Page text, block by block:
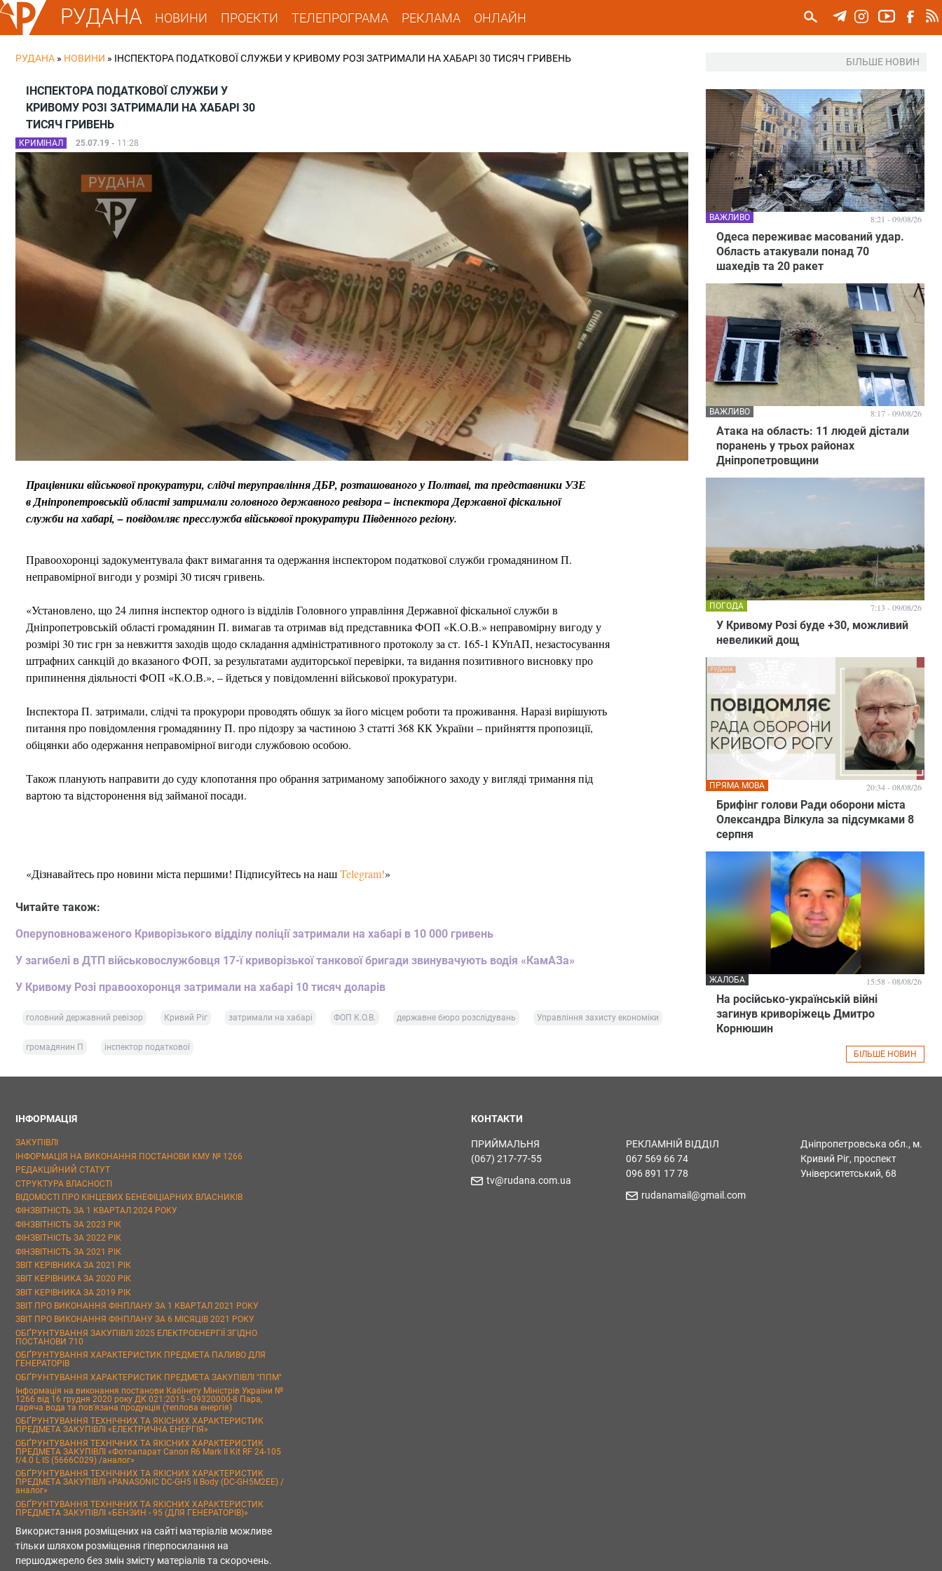
РУДАНА НОВИНИ ПРОЕКТИ ТЕЛЕПРОГРАМА РЕКЛАМА ОНЛАЙН
РУДАНА » НОВИНИ » ІНСПЕКТОРА ПОДАТКОВОЇ СЛУЖБИ У КРИВОМУ РОЗІ ЗАТРИМАЛИ НА ХАБАРІ 30 ТИСЯЧ ГРИВЕНЬ
ІНСПЕКТОРА ПОДАТКОВОЇ СЛУЖБИ У
КРИВОМУ РОЗІ ЗАТРИМАЛИ НА ХАБАРІ 30
ТИСЯЧ ГРИВЕНЬ
КРИМІНАЛ 25.07.19 - 11:28
Працівники військової прокуратури, слідчі теруправління ДБР, розташованого у Полтаві, та представники УЗЕ
в Дніпропетровській області затримали головного державного ревізора – інспектора Державної фіскальної
служби на хабарі, – повідомляє пресслужба військової прокуратури Південного регіону.
Правоохоронці задокументувала факт вимагання та одержання інспектором податкової служби громадянином П.
неправомірної вигоди у розмірі 30 тисяч гривень.
«Установлено, що 24 липня інспектор одного із відділів Головного управління Державної фіскальної служби в
Дніпропетровській області громадянин П. вимагав та отримав від представника ФОП «К.О.В.» неправомірну вигоду у
розмірі 30 тис грн за невжиття заходів щодо складання адміністративного протоколу за ст. 165-1 КУпАП, незастосування
штрафних санкцій до вказаного ФОП, за результатами аудиторської перевірки, та видання позитивного висновку про
припинення діяльності ФОП «К.О.В.», – йдеться у повідомленні військової прокуратури.
Інспектора П. затримали, слідчі та прокурори проводять обшук за його місцем роботи та проживання. Наразі вирішують
питання про повідомлення громадянину П. про підозру за частиною 3 статті 368 КК України – прийняття пропозиції,
обіцянки або одержання неправомірної вигоди службовою особою.
Також планують направити до суду клопотання про обрання затриманому запобіжного заходу у вигляді тримання під
вартою та відсторонення від займаної посади.
«Дізнавайтесь про новини міста першими! Підписуйтесь на нашTelegram!»
Читайте також:
Оперуповноваженого Криворізького відділу поліції затримали на хабарі в 10 000 гривень
У загибелі в ДТП військовослужбовця 17-ї криворізької танкової бригади звинувачують водія «КамАЗа»
У Кривому Розі правоохоронця затримали на хабарі 10 тисяч доларів
головний державний ревізор Кривий Ріг затримали на хабарі ФОП К.О.В. державне бюро розслідувань Управління захисту економіки
громадянин П інспектор податкової
БІЛЬШЕ НОВИН
Одеса переживає масований удар.
Область атакували понад 70
шахедів та 20 ракет
ВАЖЛИВО 8:21 - 09/08/26
Атака на область: 11 людей дістали
поранень у трьох районах
Дніпропетровщини
ВАЖЛИВО 8:17 - 09/08/26
У Кривому Розі буде +30, можливий
невеликий дощ
ПОГОДА 7:13 - 09/08/26
Брифінг голови Ради оборони міста
Олександра Вілкула за підсумками 8
серпня
ПРЯМА МОВА 20:34 - 08/08/26
На російсько-українській війні
загинув криворіжець Дмитро
Корнюшин
ЖАЛОБА 15:58 - 08/08/26
БІЛЬШЕ НОВИН
ІНФОРМАЦІЯ
ЗАКУПІВЛІ
ІНФОРМАЦІЯ НА ВИКОНАННЯ ПОСТАНОВИ КМУ № 1266
РЕДАКЦІЙНИЙ СТАТУТ
СТРУКТУРА ВЛАСНОСТІ
ВІДОМОСТІ ПРО КІНЦЕВИХ БЕНЕФІЦІАРНИХ ВЛАСНИКІВ
ФІНЗВІТНІСТЬ ЗА 1 КВАРТАЛ 2024 РОКУ
ФІНЗВІТНІСТЬ ЗА 2023 РІК
ФІНЗВІТНІСТЬ ЗА 2022 РІК
ФІНЗВІТНІСТЬ ЗА 2021 РІК
ЗВІТ КЕРІВНИКА ЗА 2021 РІК
ЗВІТ КЕРІВНИКА ЗА 2020 РІК
ЗВІТ КЕРІВНИКА ЗА 2019 РІК
ЗВІТ ПРО ВИКОНАННЯ ФІНПЛАНУ ЗА 1 КВАРТАЛ 2021 РОКУ
ЗВІТ ПРО ВИКОНАННЯ ФІНПЛАНУ ЗА 6 МІСЯЦІВ 2021 РОКУ
ОБҐРУНТУВАННЯ ЗАКУПІВЛІ 2025 ЕЛЕКТРОЕНЕРГІЇ ЗГІДНО
ПОСТАНОВИ 710
ОБҐРУНТУВАННЯ ХАРАКТЕРИСТИК ПРЕДМЕТА ПАЛИВО ДЛЯ
ГЕНЕРАТОРІВ
ОБҐРУНТУВАННЯ ХАРАКТЕРИСТИК ПРЕДМЕТА ЗАКУПІВЛІ "ППМ"
Інформація на виконання постанови Кабінету Міністрів України №
1266 від 16 грудня 2020 року ДК 021:2015 - 09320000-8 Пара,
гаряча вода та пов’язана продукція (теплова енергія)
ОБҐРУНТУВАННЯ ТЕХНІЧНИХ ТА ЯКІСНИХ ХАРАКТЕРИСТИК
ПРЕДМЕТА ЗАКУПІВЛІ «ЕЛЕКТРИЧНА ЕНЕРГІЯ»
ОБҐРУНТУВАННЯ ТЕХНІЧНИХ ТА ЯКІСНИХ ХАРАКТЕРИСТИК
ПРЕДМЕТА ЗАКУПІВЛІ «Фотоапарат Canon R6 Mark II Kit RF 24-105
f/4.0 L IS (5666C029) /аналог»
ОБҐРУНТУВАННЯ ТЕХНІЧНИХ ТА ЯКІСНИХ ХАРАКТЕРИСТИК
ПРЕДМЕТА ЗАКУПІВЛІ «PANASONIC DC-GH5 II Body (DC-GH5M2EE) /
аналог»
ОБҐРУНТУВАННЯ ТЕХНІЧНИХ ТА ЯКІСНИХ ХАРАКТЕРИСТИК
ПРЕДМЕТА ЗАКУПІВЛІ «БЕНЗИН - 95 (ДЛЯ ГЕНЕРАТОРІВ)»
Використання розміщених на сайті матеріалів можливе
тільки шляхом розміщення гіперпосилання на
першоджерело без змін змісту матеріалів та скорочень.
КОНТАКТИ
ПРИЙМАЛЬНЯ
(067) 217-77-55
tv@rudana.com.ua
РЕКЛАМНІЙ ВІДДІЛ
067 569 66 74
096 891 17 78
rudanamail@gmail.com
Дніпропетровська обл., м.
Кривий Ріг, проспект
Університетський, 68